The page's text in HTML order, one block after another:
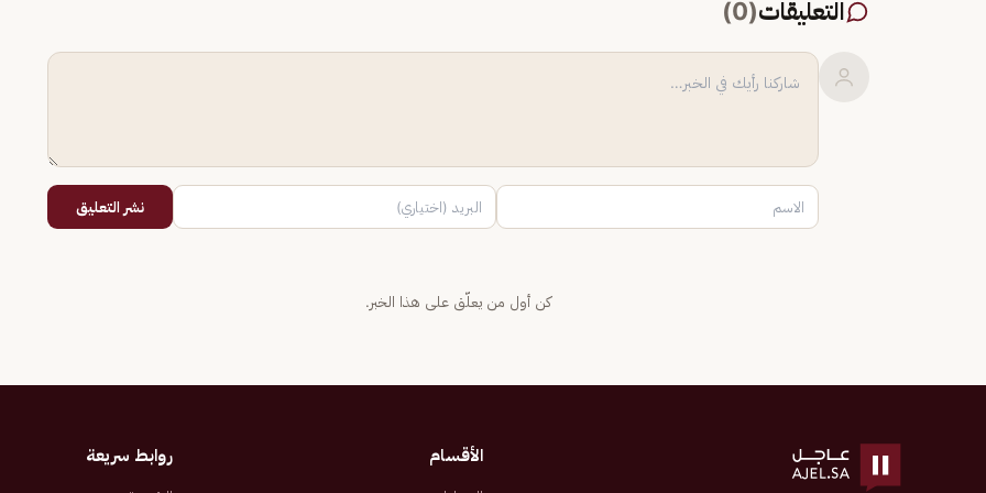
التعليقات(
0
)
نشر التعليق
كن أول من يعلّق على هذا الخبر.
الأقسام روابط سريعة